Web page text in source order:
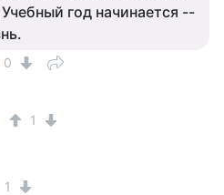
год начинается --
0
1
1